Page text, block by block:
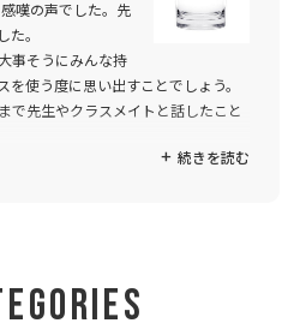
嘆の声でした。先
た。
事そうにみんな持
を使う度に思い出すことでしょう。
で先生やクラスメイトと話したこと
た。
続きを読む